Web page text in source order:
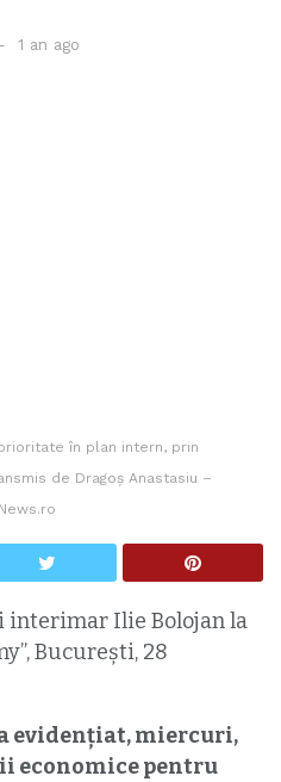
1 an ago
în plan intern, prin
de Dragoș Anastasiu –
Ilie Bolojan la
Bucureşti, 28
evidenţiat, miercuri,
economice pentru